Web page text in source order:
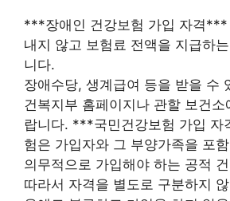
***장애인 건강보험 가입 자격***
내지 않고 보험료 전액을 지급하
니다.
장애수당, 생계급여 등을 받을 수
건복지부 홈페이지나 관할 보건
랍니다. ***국민건강보험 가입 자
험은 가입자와 그 부양가족을 포
의무적으로 가입해야 하는 공적
따라서 자격을 별도로 구분하지